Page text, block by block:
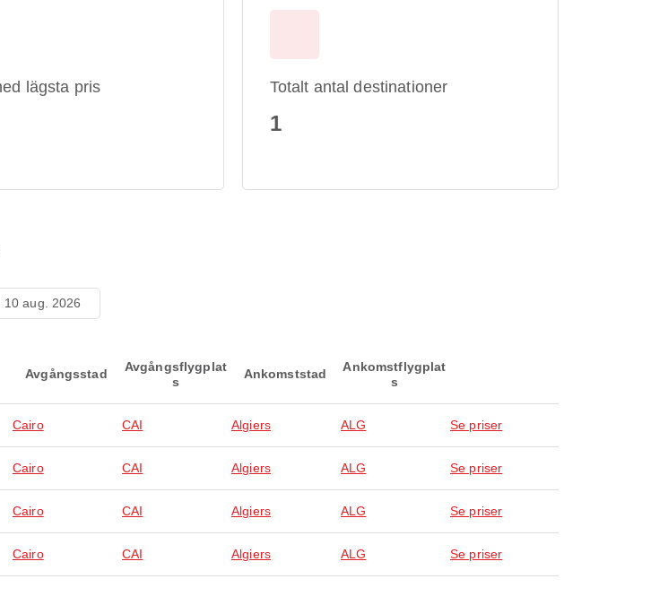
lägsta pris Totalt antal destinationer
1
10 aug. 2026
Avgångsstad
Avgångsflygplat
s
Ankomststad
Ankomstflygplat
s
Cairo CAI Algiers ALG Se priser
Cairo CAI Algiers ALG Se priser
Cairo CAI Algiers ALG Se priser
Cairo CAI Algiers ALG Se priser